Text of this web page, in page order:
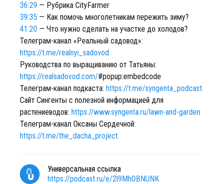
36:29 — Рубрика CityFarmer
39:35 — Как помочь многолетникам пережить зиму?
41:20 — Что нужно сделать на участке до холодов?
Телеграм-канал «Реальный садовод»:
https://t.me/realnyi_sadovod
Руководства по выращиванию от Татьяны:
https://realsadovod.com/#popup:embedcode
Телеграм-канал подкаста: https://t.me/syngenta_podcast
Сайт Сингенты с полезной информацией для
растениеводов: https://www.syngenta.ru/lawn-and-garden
Телеграм-канал Оксаны Сердечной:
https://t.me/the_dacha_project
Универсальная ссылка
https://podcast.ru/e/2l9MhOBNUNK